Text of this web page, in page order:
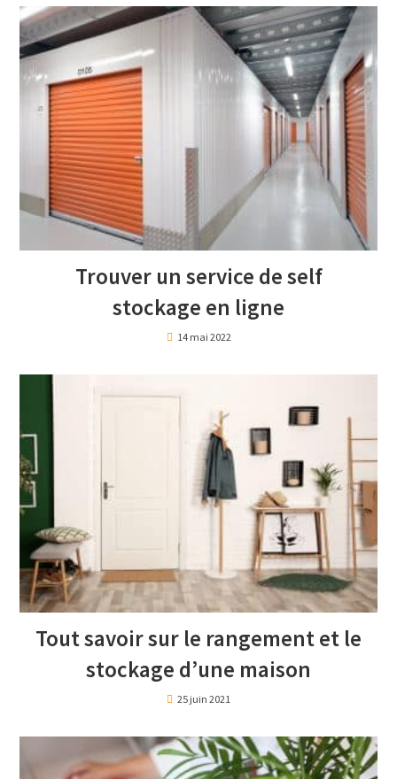
Trouver un service de self
stockage en ligne
14 mai 2022
Tout savoir sur le rangement et le
stockage d’une maison
25 juin 2021